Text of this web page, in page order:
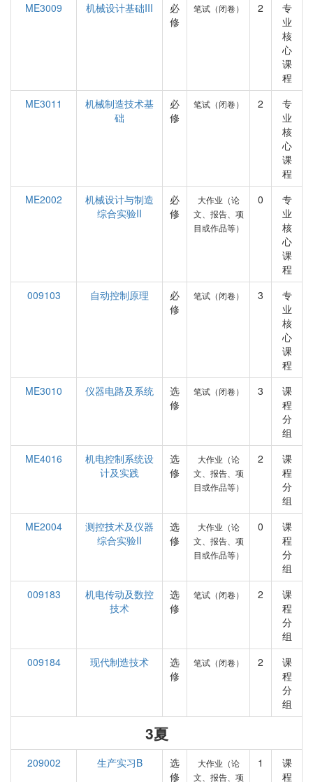
ME3009 机械设计基础III
必
修
笔试（闭卷） 2
专
业
核
心
课
程
ME3011
机械制造技术基
础
必
修
笔试（闭卷） 2
专
业
核
心
课
程
ME2002
机械设计与制造
综合实验II
必
修
大作业（论
文、报告、项
目或作品等）
0
专
业
核
心
课
程
009103
自动控制原理
必
修
笔试（闭卷） 3
专
业
核
心
课
程
ME3010
仪器电路及系统
选
修
笔试（闭卷） 3
课
程
分
组
ME4016
机电控制系统设
计及实践
选
修
大作业（论
文、报告、项
目或作品等）
2
课
程
分
组
ME2004
测控技术及仪器
综合实验II
选
修
大作业（论
文、报告、项
目或作品等）
0
课
程
分
组
009183
机电传动及数控
技术
选
修
笔试（闭卷） 2
课
程
分
组
009184
现代制造技术
选
修
笔试（闭卷） 2
课
程
分
组
3夏
209002 生产实习B
选
修
大作业（论
文、报告、项
1
课
程